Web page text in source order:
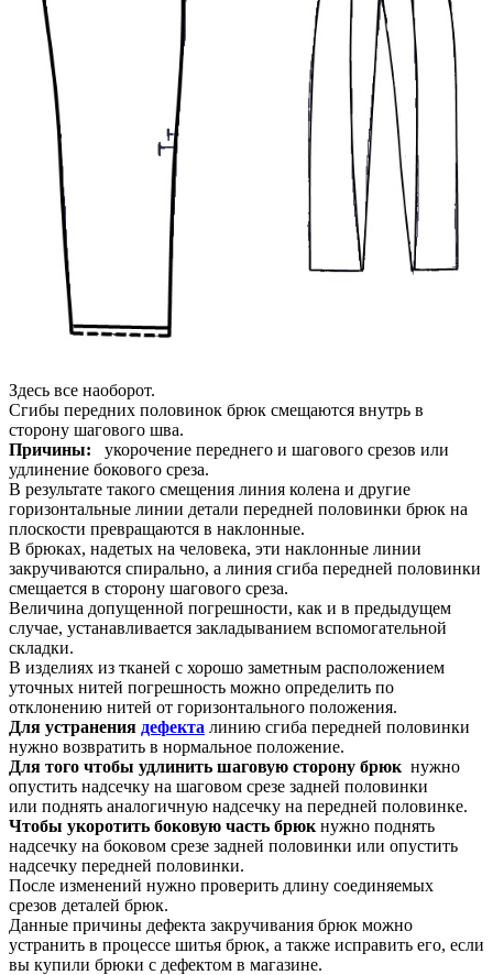
Здесь все наоборот.
Сгибы передних половинок брюк смещаются внутрь в
сторону шагового шва.
Причины: укорочение переднего и шагового срезов или
удлинение бокового среза.
В результате такого смещения линия колена и другие
горизонтальные линии детали передней половинки брюк на
плоскости превращаются в наклонные.
В брюках, надетых на человека, эти наклонные линии
закручиваются спирально, а линия сгиба передней половинки
смещается в сторону шагового среза.
Величина допущенной погрешности, как и в предыдущем
случае, устанавливается закладыванием вспомогательной
складки.
В изделиях из тканей с хорошо заметным расположением
уточных нитей погрешность можно определить по
отклонению нитей от горизонтального положения.
Для устранения дефекта линию сгиба передней половинки
нужно возвратить в нормальное положение.
Для того чтобы удлинить шаговую сторону брюк нужно
опустить надсечку на шаговом срезе задней половинки
или поднять аналогичную надсечку на передней половинке.
Чтобы укоротить боковую часть брюк нужно поднять
надсечку на боковом срезе задней половинки или опустить
надсечку передней половинки.
После изменений нужно проверить длину соединяемых
срезов деталей брюк.
Данные причины дефекта закручивания брюк можно
устранить в процессе шитья брюк, а также исправить его, если
вы купили брюки с дефектом в магазине.